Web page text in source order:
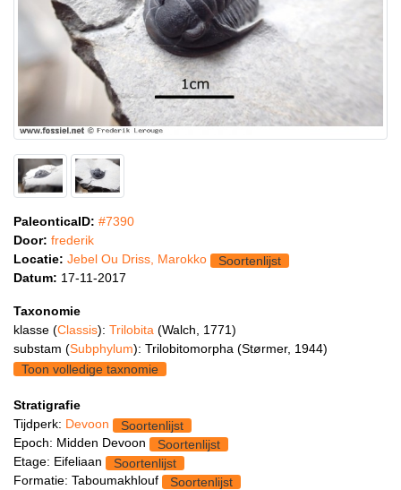
PaleonticaID: #7390
Door: frederik
Locatie: Jebel Ou Driss, Marokko
Soortenlijst
Datum: 17-11-2017
Taxonomie
klasse (Classis): Trilobita (Walch, 1771)
substam (Subphylum): Trilobitomorpha (Størmer, 1944)
Toon volledige taxnomie
Stratigrafie
Tijdperk: Devoon
Soortenlijst
Epoch: Midden Devoon
Soortenlijst
Etage: Eifeliaan
Soortenlijst
Formatie: Taboumakhlouf
Soortenlijst